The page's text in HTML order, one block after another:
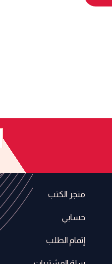
متجر الكتب
حسابي
إتمام الطلب